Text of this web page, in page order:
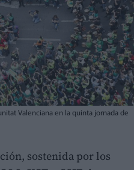
Valenciana en la quinta jornada de
sostenida por los